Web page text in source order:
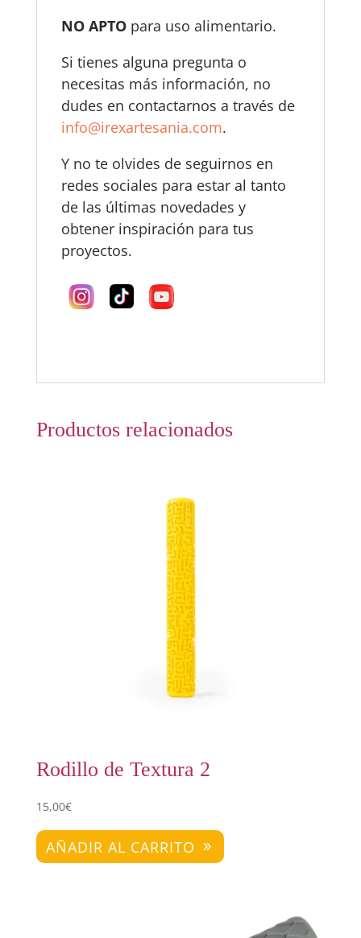
NO APTOpara uso alimentario.
Si tienes alguna pregunta o
necesitas más información, no
dudes en contactarnos a través de
info@irexartesania.com.
Y no te olvides de seguirnos en
redes sociales para estar al tanto
de las últimas novedades y
obtener inspiración para tus
proyectos.
Productos relacionados
Rodillo de Textura 2
15,00€
AÑADIR AL CARRITO